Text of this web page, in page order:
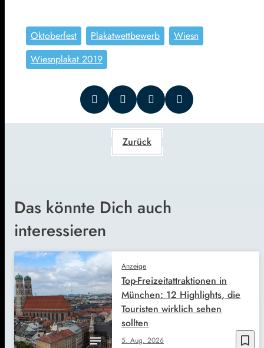
Oktoberfest Plakatwettbewerb
Wiesn
Wiesnplakat 2019
Zurück
Das könnte Dich auch
interessieren
bookmark_border
Anzeige
5. Aug. 2026
Top-Freizeitattraktionen in
München: 12 Highlights, die
Touristen wirklich sehen
sollten